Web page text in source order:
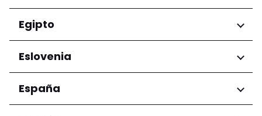
Condado de Tirana
Regiones
Niederösterreich
Salzburg
Wien
Egipto
Regiones
Gobernación de El Cairo
Eslovenia
Regiones
Ljubljana
España